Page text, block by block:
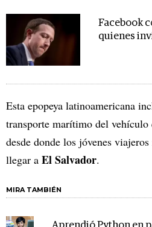
Facebook
quienes
Esta epopeya latinoamericana
transporte marítimo del vehículo
desde donde los jóvenes
llegar a El Salvador.
MIRA TAMBIÉN